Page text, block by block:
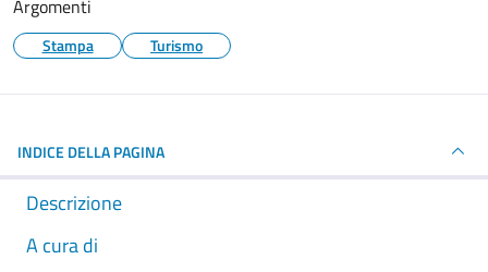
Argomenti
Stampa Turismo
INDICE DELLA PAGINA
Descrizione
A cura di